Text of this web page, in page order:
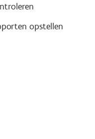
opstellen